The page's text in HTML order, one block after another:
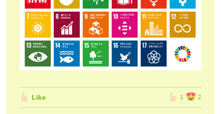
Like 1 2